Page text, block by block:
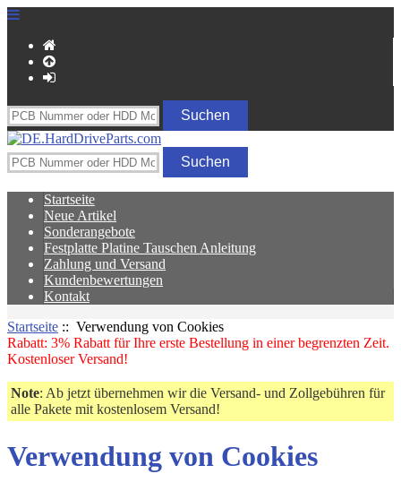
Startseite
Neue Artikel
Sonderangebote
Festplatte Platine Tauschen Anleitung
Zahlung und Versand
Kundenbewertungen
Kontakt
Startseite :: Verwendung von Cookies
Rabatt: 3% Rabatt für Ihre erste Bestellung in einer begrenzten Zeit.
Kostenloser Versand!
Note: Ab jetzt übernehmen wir die Versand- und Zollgebühren für
alle Pakete mit kostenlosem Versand!
Verwendung von Cookies